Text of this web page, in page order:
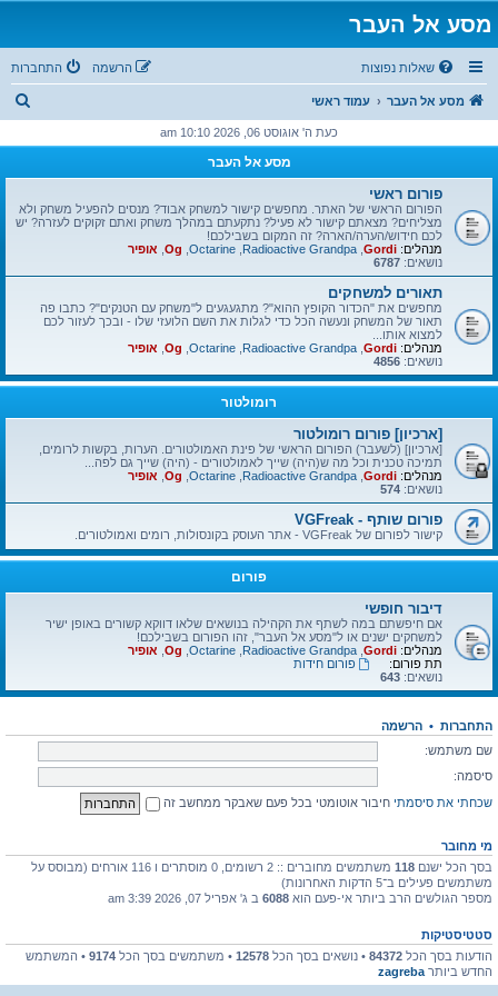
מסע אל העבר
שאלות נפוצות התחברות הרשמה
מסע אל העבר עמוד ראשי
ו
כעת ה' אוגוסט 06, 2026 10:10 am
מסע אל העבר
פורום ראשי
הפורום הראשי של האתר. מחפשים קישור למשחק אבוד? מנסים להפעיל משחק ולא
מצליחים? מצאתם קישור לא פעיל? נתקעתם במהלך משחק ואתם זקוקים לעזרה? יש
לכם חידוש/הערה/הארה? זה המקום בשבילכם!
מנהלים: Gordi
Radioactive Grandpa
Octarine
Og אופיר
נושאים: 6787
תאורים למשחקים
מחפשים את "הכדור הקופץ ההוא"? מתגעגעים ל"משחק עם הטנקים"? כתבו פה
תאור של המשחק ונעשה הכל כדי לגלות את השם הלועזי שלו - ובכך לעזור לכם
למצוא אותו...
מנהלים: Gordi
Radioactive Grandpa
Octarine
Og אופיר
נושאים: 4856
רומולטור
[ארכיון] פורום רומולטור
[ארכיון] (לשעבר) הפורום הראשי של פינת האמולטורים. הערות, בקשות לרומים,
תמיכה טכנית וכל מה ש(היה) שייך לאמולטורים - (היה) שייך גם לפה...
מנהלים: Gordi
Radioactive Grandpa
Octarine
Og אופיר
נושאים: 574
פורום שותף - VGFreak
קישור לפורום של VGFreak - אתר העוסק בקונסולות, רומים ואמולטורים.
פורום
דיבור חופשי
אם חיפשתם במה לשתף את הקהילה בנושאים שלאו דווקא קשורים באופן ישיר
למשחקים ישנים או ל"מסע אל העבר", זהו הפורום בשבילכם!
מנהלים: Gordi
Radioactive Grandpa
Octarine
Og אופיר
תת פורום:
פורום חידות
נושאים: 643
התחברות • הרשמה
שם משתמש:
סיסמה:
שכחתי את סיסמתי חיבור אוטומטי בכל פעם שאבקר ממחשב זה
מי מחובר
בסך הכל ישנם 118
משתמשים מחוברים :: 2 רשומים, 0 מוסתרים ו 116 אורחים (מבוסס על
משתמשים פעילים ב־5 הדקות האחרונות)
מספר הגולשים הרב ביותר אי-פעם הוא 6088 ב ג' אפריל 07, 2026 3:39 am
סטטיסטיקות
הודעות בסך הכל 84372 • נושאים בסך הכל 12578 • משתמשים בסך הכל 9174 • המשתמש
החדש ביותר zagreba